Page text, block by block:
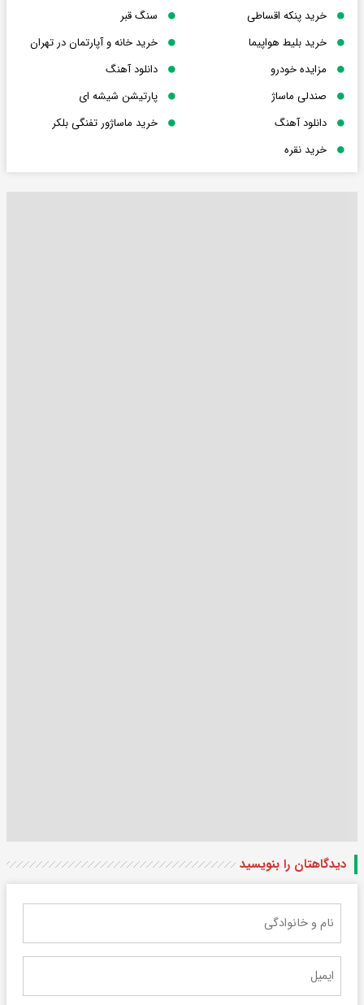
خرید پنکه اقساطی
سنگ قبر
خرید بلیط هواپیما
خرید خانه و آپارتمان در تهران
مزایده خودرو
دانلود آهنگ
صندلی ماساژ
پارتیشن شیشه ای
دانلود آهنگ
خرید ماساژور تفنگی بلکر
خرید نقره
دیدگاهتان را بنویسید